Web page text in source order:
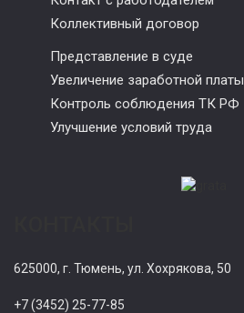
Коллективный договор
Представление в суде
Увеличение заработной платы
Контроль соблюдения ТК РФ
Улучшение условий труда
625000, г. Тюмень, ул. Хохрякова, 50
+7 (3452) 25-77-85